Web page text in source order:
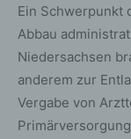
Ein Schwerpunkt
Abbau
Niedersachsen
anderem zur
Vergabe von